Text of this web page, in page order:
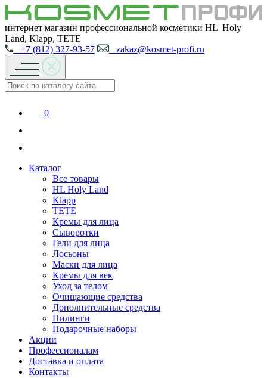
интернет магазин профессиональной косметики HL| Holy
Land, Klapp, TETE
+7 (812) 327-93-57
zakaz@kosmet-profi.ru
0
Каталог
Все товары
HL Holy Land
Klapp
TETE
Кремы для лица
Сыворотки
Гели для лица
Лосьоны
Маски для лица
Кремы для век
Уход за телом
Очищающие средства
Дополнительные средства
Пилинги
Подарочные наборы
Акции
Профессионалам
Доставка и оплата
Контакты